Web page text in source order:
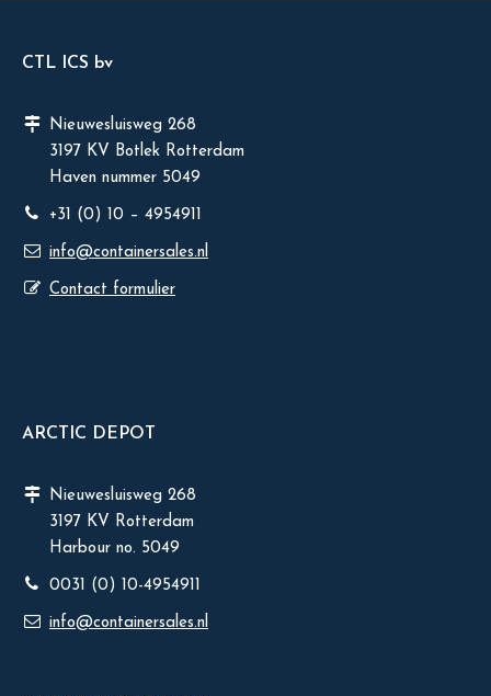
CTL ICS bv
Nieuwesluisweg 268
3197 KV Botlek Rotterdam
Haven nummer 5049
+31 (0) 10 – 4954911
info@containersales.nl
Contact formulier
ARCTIC DEPOT
Nieuwesluisweg 268
3197 KV Rotterdam
Harbour no. 5049
0031 (0) 10-4954911
info@containersales.nl